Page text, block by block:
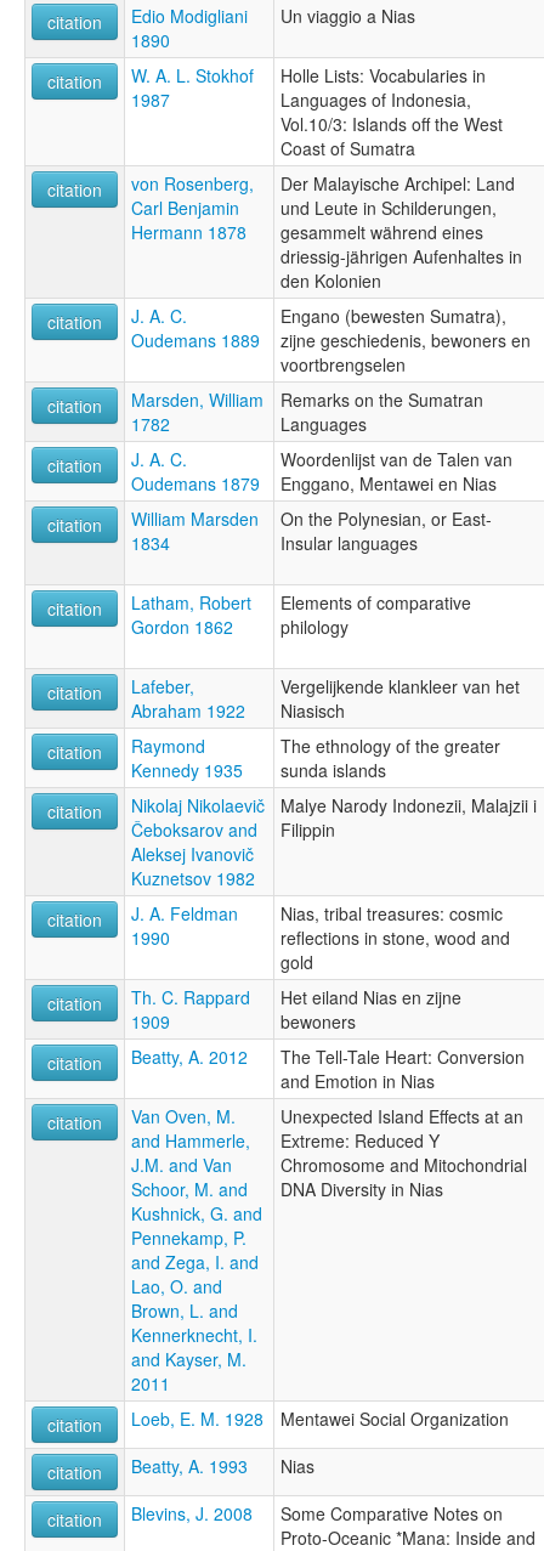
citation
Edio Modigliani
1890
Un viaggio a Nias
citation
W. A. L. Stokhof
1987
Holle Lists: Vocabularies in
Languages of Indonesia,
Vol.10/3: Islands off the West
Coast of Sumatra
citation
von Rosenberg,
Carl Benjamin
Hermann 1878
Der Malayische Archipel: Land
und Leute in Schilderungen,
gesammelt während eines
driessig-jährigen Aufenhaltes in
den Kolonien
citation
J. A. C.
Oudemans 1889
Engano (bewesten Sumatra),
zijne geschiedenis, bewoners en
voortbrengselen
citation
Marsden, William
1782
Remarks on the Sumatran
Languages
citation
J. A. C.
Oudemans 1879
Woordenlijst van de Talen van
Enggano, Mentawei en Nias
citation
William Marsden
1834
On the Polynesian, or East-
Insular languages
citation
Latham, Robert
Gordon 1862
Elements of comparative
philology
citation
Lafeber,
Abraham 1922
Vergelijkende klankleer van het
Niasisch
citation
Raymond
Kennedy 1935
The ethnology of the greater
sunda islands
citation
Nikolaj Nikolaevič
Čeboksarov and
Aleksej Ivanovič
Kuznetsov 1982
Malye Narody Indonezii, Malajzii i
Filippin
citation
J. A. Feldman
1990
Nias, tribal treasures: cosmic
reflections in stone, wood and
gold
citation
Th. C. Rappard
1909
Het eiland Nias en zijne
bewoners
citation
Beatty, A. 2012
The Tell-Tale Heart: Conversion
and Emotion in Nias
citation
Van Oven, M.
and Hammerle,
J.M. and Van
Schoor, M. and
Kushnick, G. and
Pennekamp, P.
and Zega, I. and
Lao, O. and
Brown, L. and
Kennerknecht, I.
and Kayser, M.
2011
Unexpected Island Effects at an
Extreme: Reduced Y
Chromosome and Mitochondrial
DNA Diversity in Nias
citation Loeb, E. M. 1928 Mentawei Social Organization
citation Beatty, A. 1993 Nias
citation Blevins, J. 2008
Some Comparative Notes on
Proto-Oceanic *Mana: Inside and